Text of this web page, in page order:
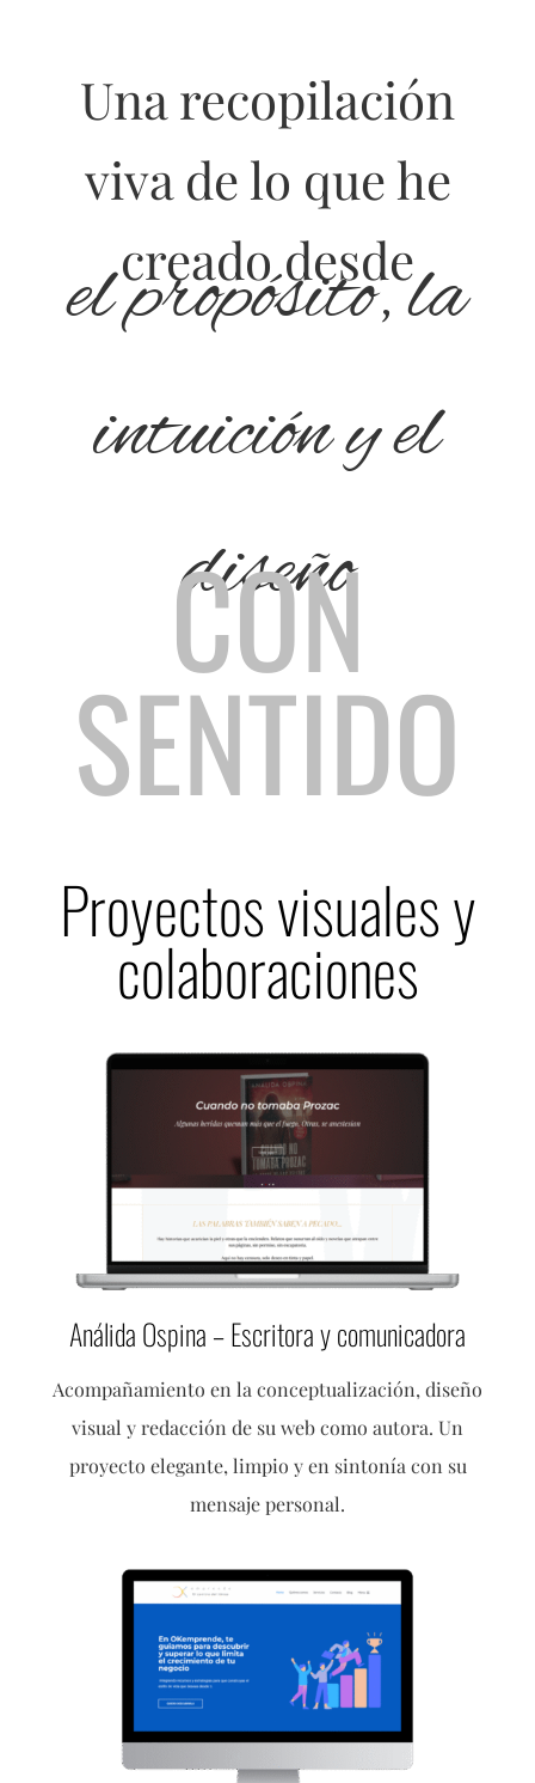
Una recopilación
viva de lo que he
creado desde
el propósito, la
intuición y el
diseño
CON
SENTIDO
Proyectos visuales y
colaboraciones
Análida Ospina – Escritora y comunicadora
Acompañamiento en la conceptualización, diseño
visual y redacción de su web como autora. Un
proyecto elegante, limpio y en sintonía con su
mensaje personal.